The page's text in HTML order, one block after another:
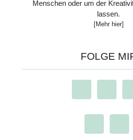
Menschen oder um der
lassen.
[Mehr hier]
FOLGE